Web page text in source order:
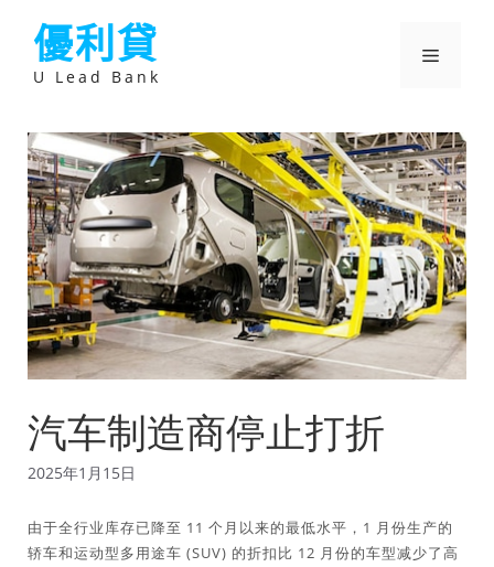
優利貸
U Lead Bank
選
汽车制造商停止打折
2025年1月15日
由于全行业库存已降至 11 个月以来的最低水平，1 月份生产的
轿车和运动型多用途车 (SUV) 的折扣比 12 月份的车型减少了高